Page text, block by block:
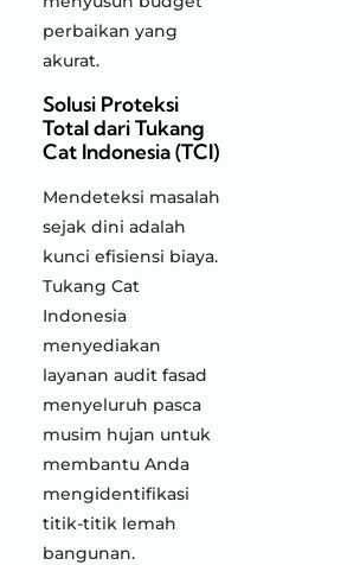
perbaikan yang
akurat.
Solusi Proteksi
Total dari Tukang
Cat Indonesia (TCI)
Mendeteksi masalah
sejak dini adalah
kunci efisiensi biaya.
Tukang Cat
Indonesia
menyediakan
layanan audit fasad
menyeluruh pasca
musim hujan untuk
membantu Anda
mengidentifikasi
titik-titik lemah
bangunan.